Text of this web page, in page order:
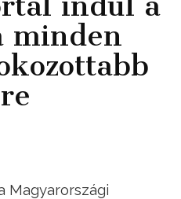
minden
Magyarországi